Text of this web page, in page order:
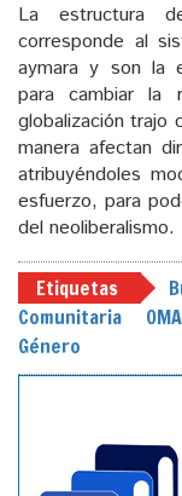
La estructura
corresponde al
aymara y son la
para cambiar la
globalización trajo
manera afectan
atribuyéndoles
esfuerzo, para
del neoliberalismo.
Etiquetas
Comunitaria
Género